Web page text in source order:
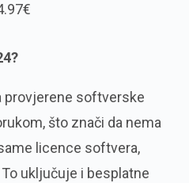
provjerene softverske
što znači da nema
licence softvera,
uključuje i besplatne